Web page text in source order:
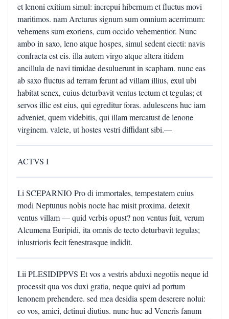
et lenoni exitium simul: increpui hibernum et fluctus movi
maritimos. nam Arcturus signum sum omnium acerrimum:
vehemens sum exoriens, cum occido vehementior. Nunc
ambo in saxo, leno atque hospes, simul sedent eiecti: navis
confracta est eis. illa autem virgo atque altera itidem
ancillula de navi timidae desuluerunt in scapham. nunc eas
ab saxo fluctus ad terram ferunt ad villam illius, exul ubi
habitat senex, cuius deturbavit ventus tectum et tegulas; et
servos illic est eius, qui egreditur foras. adulescens huc iam
adveniet, quem videbitis, qui illam mercatust de lenone
virginem. valete, ut hostes vestri diffidant sibi.—
ACTVS I
I.i SCEPARNIO Pro di immortales, tempestatem cuius
modi Neptunus nobis nocte hac misit proxima. detexit
ventus villam — quid verbis opust? non ventus fuit, verum
Alcumena Euripidi, ita omnis de tecto deturbavit tegulas;
inlustrioris fecit fenestrasque indidit.
I.ii PLESIDIPPVS Et vos a vestris abduxi negotiis neque id
processit qua vos duxi gratia, neque quivi ad portum
lenonem prehendere. sed mea desidia spem deserere nolui:
eo vos, amici, detinui diutius. nunc huc ad Veneris fanum